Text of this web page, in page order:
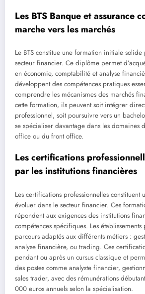
Les BTS Banque et assurance
marche vers les marchés
Le BTS constitue une formation initiale
secteur financier. Ce diplôme permet
en économie, comptabilité et analyse
développent des compétences pratiques
comprendre les mécanismes des marchés
cette formation, ils peuvent soit intégrer
professionnel, soit poursuivre vers un
se spécialiser davantage dans les domaines
office ou du front office.
Les certifications
par les institutions financières
Les certifications professionnelles constituent
évoluer dans le secteur financier. Ces
répondent aux exigences des institutions
compétences spécifiques. Les établissements
parcours adaptés aux différents métiers :
analyse financière, ou trading. Ces
pendant ou après un cursus classique et
des postes comme analyste financier,
sales trader, avec des rémunérations
000 euros annuels selon la spécialisation.